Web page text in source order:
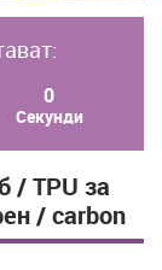
0
Секунди
/ TPU за
/ carbon